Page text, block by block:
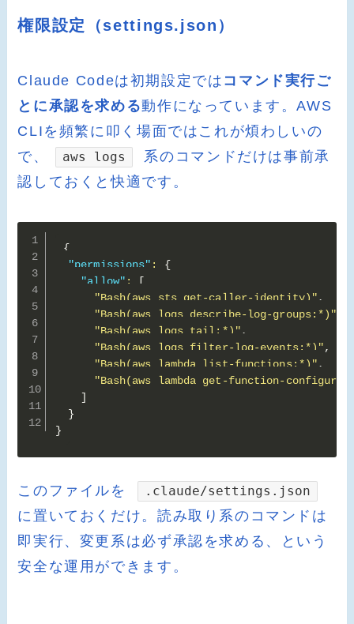
権限設定（settings.json）
Claude Codeは初期設定では コマンド実行ご
とに承認を求める動作になっています。AWS
CLIを頻繁に叩く場面ではこれが煩わしいの
で、
aws logs
系のコマンドだけは事前承
認しておくと快適です。
{
"permissions" :
{
"allow" :
[
"Bash(aws sts get-caller-identity)",
"Bash(aws logs describe-log-groups:*)"
"Bash(aws logs tail:*)",
"Bash(aws logs filter-log-events:*)",
"Bash(aws lambda list-functions:*)",
"Bash(aws lambda get-function-
]
}
}
このファイルを .claude/settings.json
に置いておくだけ。読み取り系のコマンドは
即実行、変更系は必ず承認を求める、という
安全な運用ができます。